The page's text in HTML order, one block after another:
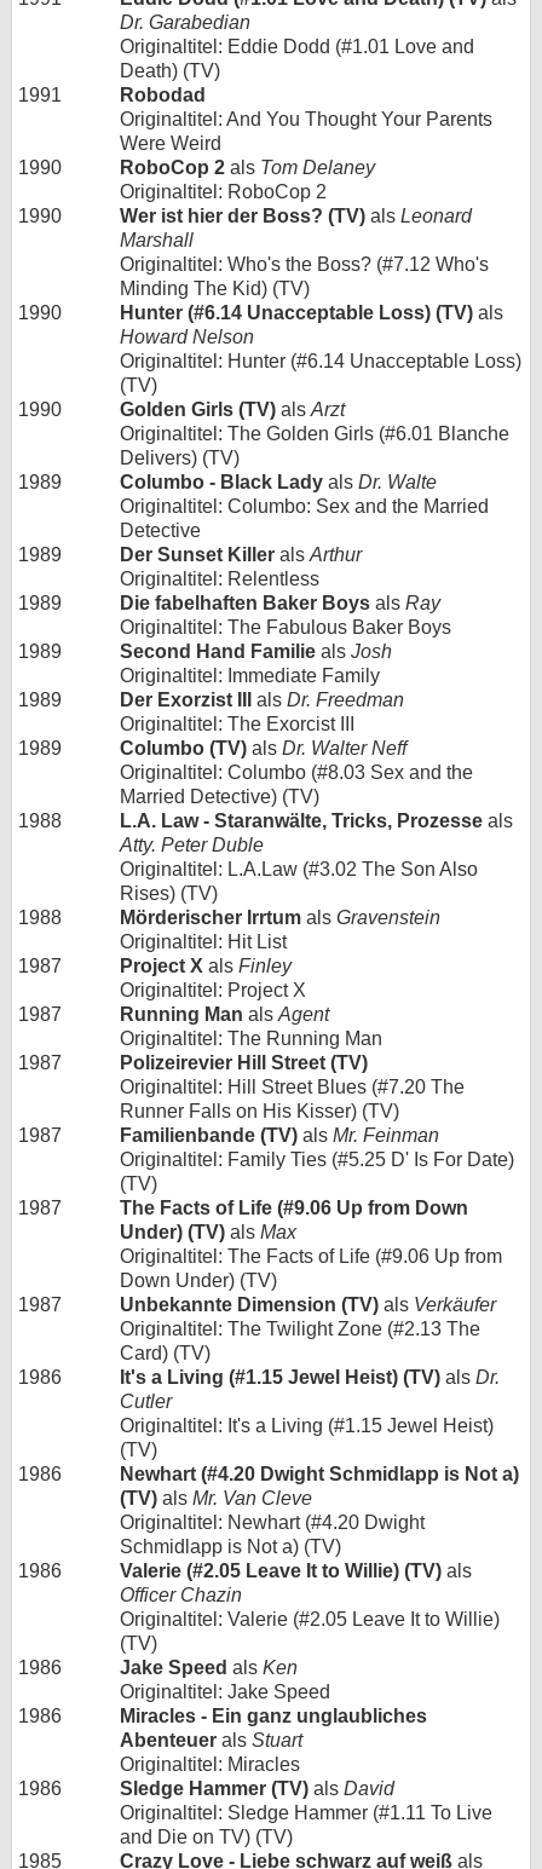
Dr. Garabedian
Originaltitel: Eddie Dodd (#1.01 Love and
Death) (TV)
1991
Robodad
Originaltitel: And You Thought Your Parents
Were Weird
1990
RoboCop 2 als Tom Delaney
Originaltitel: RoboCop 2
1990
Wer ist hier der Boss? (TV) als Leonard
Marshall
Originaltitel: Who's the Boss? (#7.12 Who's
Minding The Kid) (TV)
1990
Hunter (#6.14 Unacceptable Loss) (TV) als
Howard Nelson
Originaltitel: Hunter (#6.14 Unacceptable Loss)
(TV)
1990
Golden Girls (TV) als Arzt
Originaltitel: The Golden Girls (#6.01 Blanche
Delivers) (TV)
1989
Columbo - Black Lady als Dr. Walte
Originaltitel: Columbo: Sex and the Married
Detective
1989
Der Sunset Killer als Arthur
Originaltitel: Relentless
1989
Die fabelhaften Baker Boys als Ray
Originaltitel: The Fabulous Baker Boys
1989
Second Hand Familie als Josh
Originaltitel: Immediate Family
1989
Der Exorzist III als Dr. Freedman
Originaltitel: The Exorcist III
1989
Columbo (TV) als Dr. Walter Neff
Originaltitel: Columbo (#8.03 Sex and the
Married Detective) (TV)
1988
L.A. Law - Staranwälte, Tricks, Prozesse als
Atty. Peter Duble
Originaltitel: L.A.Law (#3.02 The Son Also
Rises) (TV)
1988
Mörderischer Irrtum als Gravenstein
Originaltitel: Hit List
1987
Project X als Finley
Originaltitel: Project X
1987
Running Man als Agent
Originaltitel: The Running Man
1987
Polizeirevier Hill Street (TV)
Originaltitel: Hill Street Blues (#7.20 The
Runner Falls on His Kisser) (TV)
1987
Familienbande (TV) als Mr. Feinman
Originaltitel: Family Ties (#5.25 D' Is For Date)
(TV)
1987
The Facts of Life (#9.06 Up from Down
Under) (TV) als Max
Originaltitel: The Facts of Life (#9.06 Up from
Down Under) (TV)
1987
Unbekannte Dimension (TV) als Verkäufer
Originaltitel: The Twilight Zone (#2.13 The
Card) (TV)
1986
It's a Living (#1.15 Jewel Heist) (TV) als Dr.
Cutler
Originaltitel: It's a Living (#1.15 Jewel Heist)
(TV)
1986
Newhart (#4.20 Dwight Schmidlapp is Not a)
(TV) als Mr. Van Cleve
Originaltitel: Newhart (#4.20 Dwight
Schmidlapp is Not a) (TV)
1986
Valerie (#2.05 Leave It to Willie) (TV) als
Officer Chazin
Originaltitel: Valerie (#2.05 Leave It to Willie)
(TV)
1986
Jake Speed als Ken
Originaltitel: Jake Speed
1986
Miracles - Ein ganz unglaubliches
Abenteuer als Stuart
Originaltitel: Miracles
1986
Sledge Hammer (TV) als David
Originaltitel: Sledge Hammer (#1.11 To Live
and Die on TV) (TV)
1985
Crazy Love - Liebe schwarz auf weiß als